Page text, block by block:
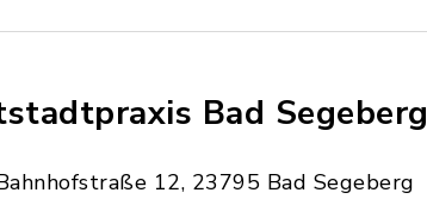
Bad Segeberg
12, 23795 Bad Segeberg